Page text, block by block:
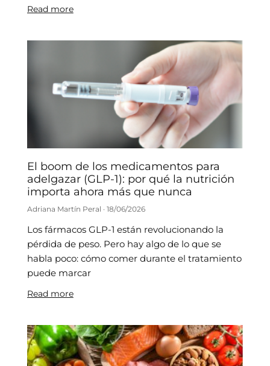
Read more
El boom de los medicamentos para
adelgazar (GLP-1): por qué la nutrición
importa ahora más que nunca
Adriana Martín Peral 18/06/2026
Los fármacos GLP-1 están revolucionando la
pérdida de peso. Pero hay algo de lo que se
habla poco: cómo comer durante el tratamiento
puede marcar
Read more